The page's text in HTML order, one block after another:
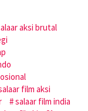
aksi brutal
film aksi
salaar film india